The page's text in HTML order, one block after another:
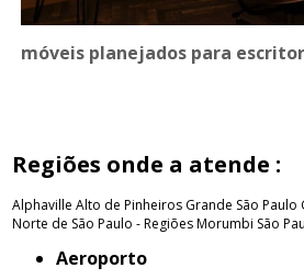
móveis planejados para
Regiões onde a atende :
Alphaville Alto de Pinheiros Grande São Paulo
Norte de São Paulo - RegiõesMorumbi São
Aeroporto